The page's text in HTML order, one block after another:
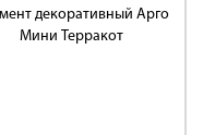
декоративный Арго
Мини Терракот